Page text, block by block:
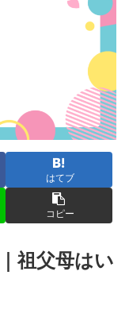
はてブ
コピー
祖父母はい